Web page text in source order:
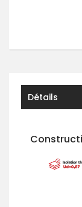
Détails